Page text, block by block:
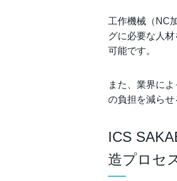
工作機械（NC
グに必要な人
可能です。
また、業界に
の負担を減らせ
ICS
造プロセ